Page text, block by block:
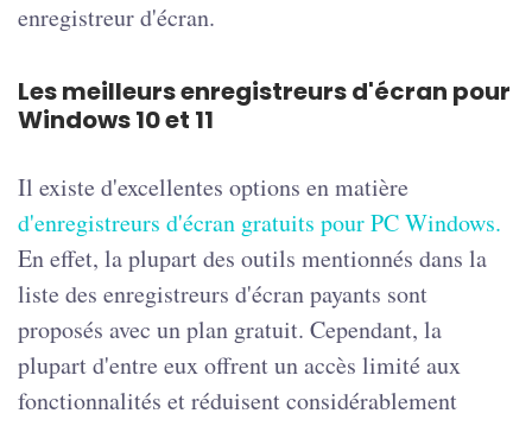
enregistreur d'écran.
Les meilleurs enregistreurs d'écran pour
Windows 10 et 11
Il existe d'excellentes options en matière
d'enregistreurs d'écran gratuits pour PC Windows.
En effet, la plupart des outils mentionnés dans la
liste des enregistreurs d'écran payants sont
proposés avec un plan gratuit. Cependant, la
plupart d'entre eux offrent un accès limité aux
fonctionnalités et réduisent considérablement